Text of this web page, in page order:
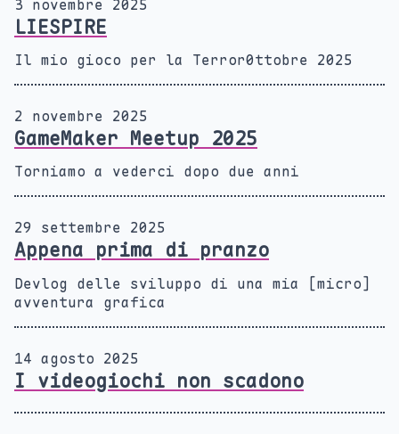
3 novembre 2025
LIESPIRE
Il mio gioco per la Terror0ttobre 2025
2 novembre 2025
GameMaker Meetup 2025
Torniamo a vederci dopo due anni
29 settembre 2025
Appena prima di pranzo
Devlog delle sviluppo di una mia [micro]
avventura grafica
14 agosto 2025
I videogiochi non scadono